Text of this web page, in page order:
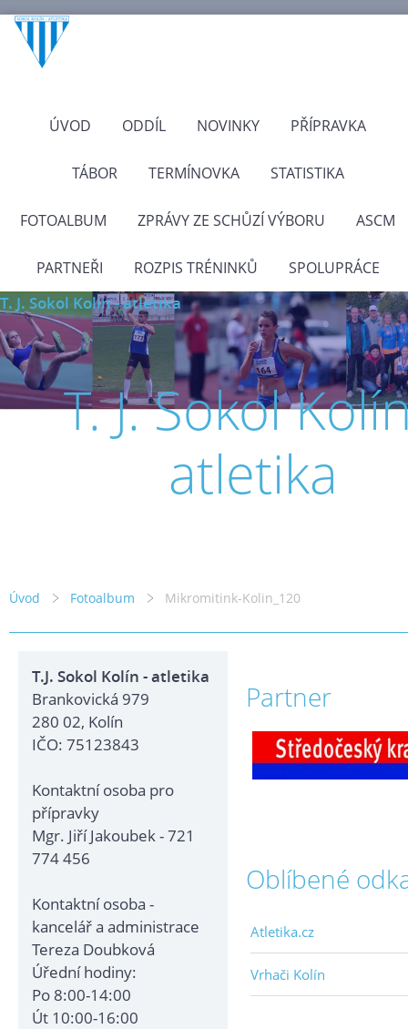
ÚVOD ODDÍL NOVINKY PŘÍPRAVKA
TÁBOR TERMÍNOVKA STATISTIKA
FOTOALBUM ZPRÁVY ZE SCHŮZÍ VÝBORU ASCM
PARTNEŘI ROZPIS TRÉNINKŮ SPOLUPRÁCE
T. J. Sokol Kolín - atletika
T. J. Sokol
atletika
Úvod Fotoalbum Mikromitink-Kolin_120
T.J. Sokol Kolín - atletika
Brankovická 979
280 02, Kolín
IČO: 75123843
Kontaktní osoba pro
přípravky
Mgr. Jiří Jakoubek - 721
774 456
Kontaktní osoba -
kancelář a administrace
Tereza Doubková
Úřední hodiny:
Po 8:00-14:00
Út 10:00-16:00
Partner
Oblíbené
Atletika.cz
Vrhači Kolín